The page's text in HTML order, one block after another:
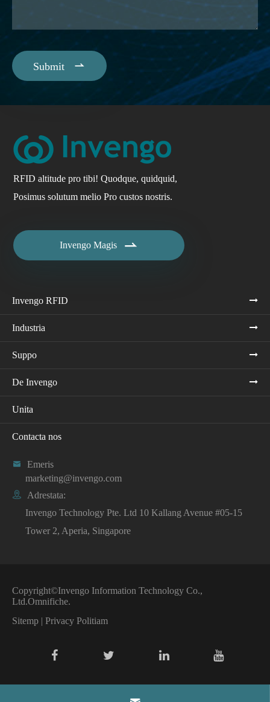
Submit 
RFID altitude pro tibi! Quodque, quidquid,
Posimus solutum melio Pro custos nostris.
Invengo Magis 
Invengo RFID
Industria
Suppo
De Invengo
Unita
Contacta nos

Emeris
marketing@invengo.com

Adrestata:
Invengo Technology Pte. Ltd 10 Kallang Avenue #05-15
Tower 2, Aperia, Singapore
Copyright©Invengo Information Technology Co.,
Ltd.Omnifiche.
Sitemp | Privacy Politiam